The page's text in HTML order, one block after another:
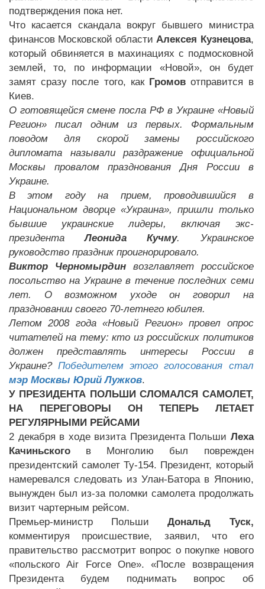
подтверждения пока нет.
Что касается скандала вокруг бывшего министра
финансов Московской областиАлексея Кузнецова,
который обвиняется в махинациях с подмосковной
землей, то, по информации «Новой», он будет
замят сразу после того, как Громов отправится в
Киев.
О готовящейся смене посла РФ в Украине «Новый
Регион» писал одним из первых. Формальным
поводом для скорой замены российского
дипломата называли раздражение официальной
Москвы провалом празднования Дня России в
Украине.
В этом году на прием, проводившийся в
Национальном дворце «Украина», пришли только
бывшие украинские лидеры, включая экс-
президентаЛеонида Кучму. Украинское
руководство праздник проигнорировало.
Виктор Черномырдинвозглавляет российское
посольство на Украине в течение последних семи
лет. О возможном уходе он говорил на
праздновании своего 70-летнего юбилея.
Летом 2008 года «Новый Регион» провел опрос
читателей на тему: кто из российских политиков
должен представлять интересы России в
Украине?Победителем этого голосования стал
мэр Москвы Юрий Лужков.
У ПРЕЗИДЕНТА ПОЛЬШИ СЛОМАЛСЯ САМОЛЕТ,
НА ПЕРЕГОВОРЫ ОН ТЕПЕРЬ ЛЕТАЕТ
РЕГУЛЯРНЫМИ РЕЙСАМИ
2 декабря в ходе визита Президента Польши Леха
Качиньского в Монголию был поврежден
президентский самолет Ту-154. Президент, который
намеревался следовать из Улан-Батора в Японию,
вынужден был из-за поломки самолета продолжать
визит чартерным рейсом.
Премьер-министр ПольшиДональд Туск,
комментируя происшествие, заявил, что его
правительство рассмотрит вопрос о покупке нового
«польского Air Force One». «После возвращения
Президента будем поднимать вопрос об